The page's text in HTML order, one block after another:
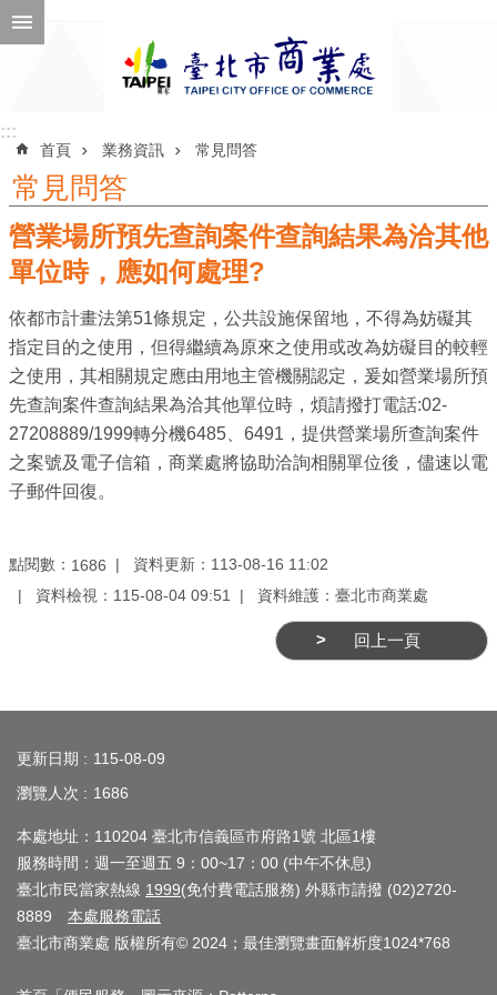
跳到主要內容區塊
公
告
息
機
關
介
紹
業
資
訊
公
司
及
商
業
登
記
::::::
首頁 業務資訊 常見問答
常見問答
營業場所預先查詢案件查詢結果為洽其他
單位時，應如何處理?
依都市計畫法第51條規定，公共設施保留地，不得為妨礙其
指定目的之使用，但得繼續為原來之使用或改為妨礙目的較輕
之使用，其相關規定應由用地主管機關認定，爰如營業場所預
先查詢案件查詢結果為洽其他單位時，煩請撥打電話:02-
27208889/1999轉分機6485、6491，提供營業場所查詢案件
之案號及電子信箱，商業處將協助洽詢相關單位後，儘速以電
子郵件回復。
點閱數： 1686
資料更新：113-08-16 11:02
資料檢視：115-08-04 09:51
資料維護：臺北市商業處
回上一頁
更新日期
115-08-09
瀏覽人次
1686
本處地址：110204 臺北市信義區市府路1號 北區1樓
服務時間：週一至週五 9：00~17：00 (中午不休息)
臺北市民當家熱線 1999(免付費電話服務) 外縣市請撥 (02)2720-
8889 本處服務電話
臺北市商業處 版權所有© 2024；最佳瀏覽畫面解析度1024*768